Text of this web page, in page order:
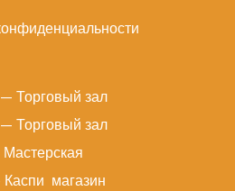
— Торговый зал
— Торговый зал
магазин